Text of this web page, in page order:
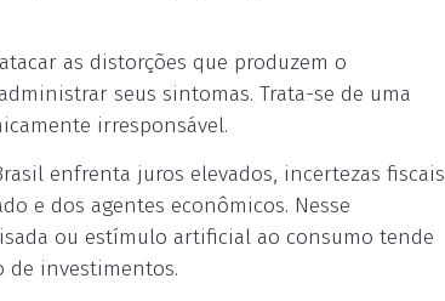
as distorções que produzem o
seus sintomas. Trata-se de uma
irresponsável.
enfrenta juros elevados, incertezas fiscais
e dos agentes econômicos. Nesse
ou estímulo artificial ao consumo tende
de investimentos.